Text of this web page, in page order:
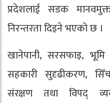
प्रदेशलाई सडक
निरन्तरता दिइने भएको छ ।
खानेपानी, सरसफाइ, भूमि
सहकारी सुदृढीकरण,
संरक्षण तथा विपद्